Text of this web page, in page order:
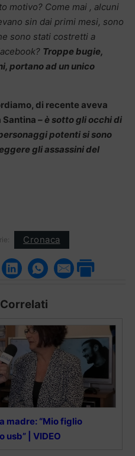
motivo? Come mai , alcuni
sin dai primi mesi, sono
sono stati costretti a
Troppe bugie,
portano ad un unico
di recente aveva
Santina – è sotto gli occhi di
potenti si sono
gli assassini del
Cronaca
madre: “Mio figlio
| VIDEO